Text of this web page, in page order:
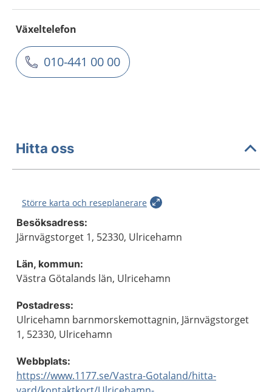
Växeltelefon
010-441 00 00
Hitta oss
Större karta och reseplanerare
Besöksadress:
Järnvägstorget 1, 52330, Ulricehamn
Län, kommun:
Västra Götalands län, Ulricehamn
Postadress:
Ulricehamn barnmorskemottagnin, Järnvägstorget
1, 52330, Ulricehamn
Webbplats:
https://www.1177.se/Vastra-Gotaland/hitta-